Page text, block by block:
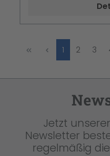
Seite
1 Seite
2 Seite
3
Jetzt
Newsletter
regelmäßig